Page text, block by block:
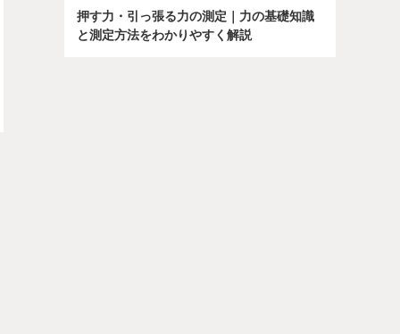
押す力・引っ張る力の測定｜力の基礎知識
と測定方法をわかりやすく解説